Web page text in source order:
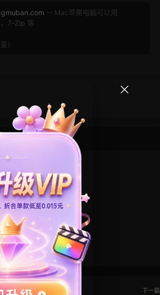
-- Mac苹果电脑可以用
， 7-Zip 等
）
了解！
视频素材 转场模板
下一篇